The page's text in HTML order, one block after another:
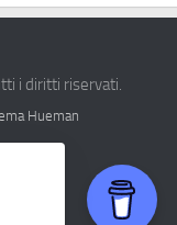
i diritti riservati.
Hueman